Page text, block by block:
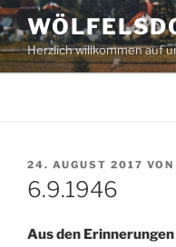
Zum
Inhalt
springenHerzlich willkommen auf
VERÖFFENTLICHT
AM
24. AUGUST 2017 VON
6.9.1946
Aus den